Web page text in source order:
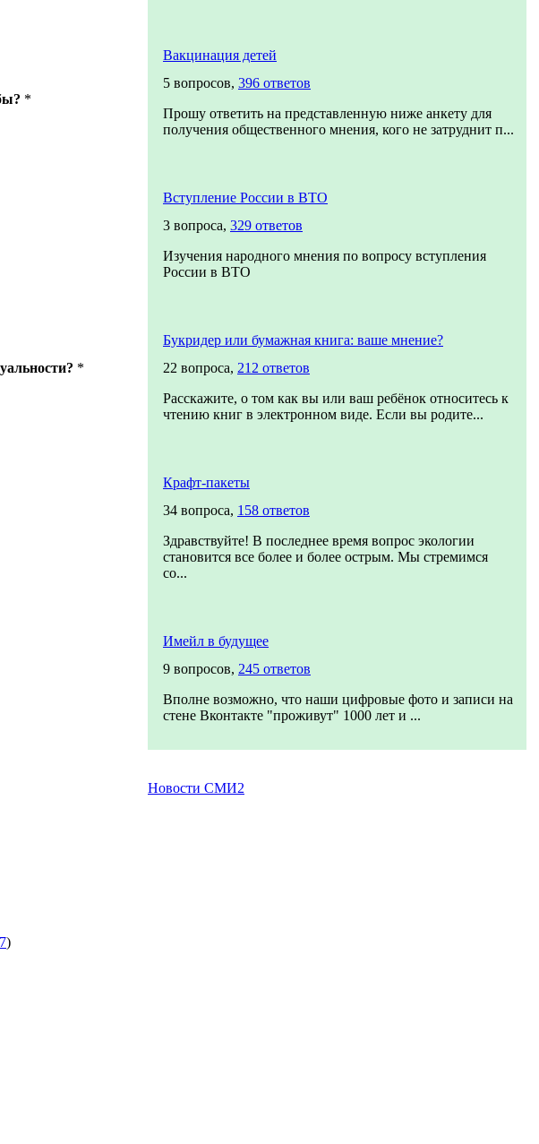
*
*
)
Вакцинация детей
5 вопросов, 396 ответов
Прошу ответить на представленную ниже анкету для
получения общественного мнения, кого не затруднит п...
Вступление России в ВТО
3 вопроса, 329 ответов
Изучения народного мнения по вопросу вступления
России в ВТО
Букридер или бумажная книга: ваше мнение?
22 вопроса, 212 ответов
Расскажите, о том как вы или ваш ребёнок относитесь к
чтению книг в электронном виде. Если вы родите...
Крафт-пакеты
34 вопроса, 158 ответов
Здравствуйте! В последнее время вопрос экологии
становится все более и более острым. Мы стремимся
со...
Имейл в будущее
9 вопросов, 245 ответов
Вполне возможно, что наши цифровые фото и записи на
стене Вконтакте "проживут" 1000 лет и ...
Новости СМИ2